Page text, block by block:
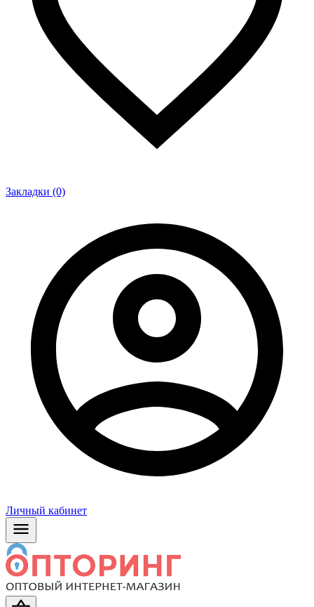
Закладки (0)
Личный кабинет